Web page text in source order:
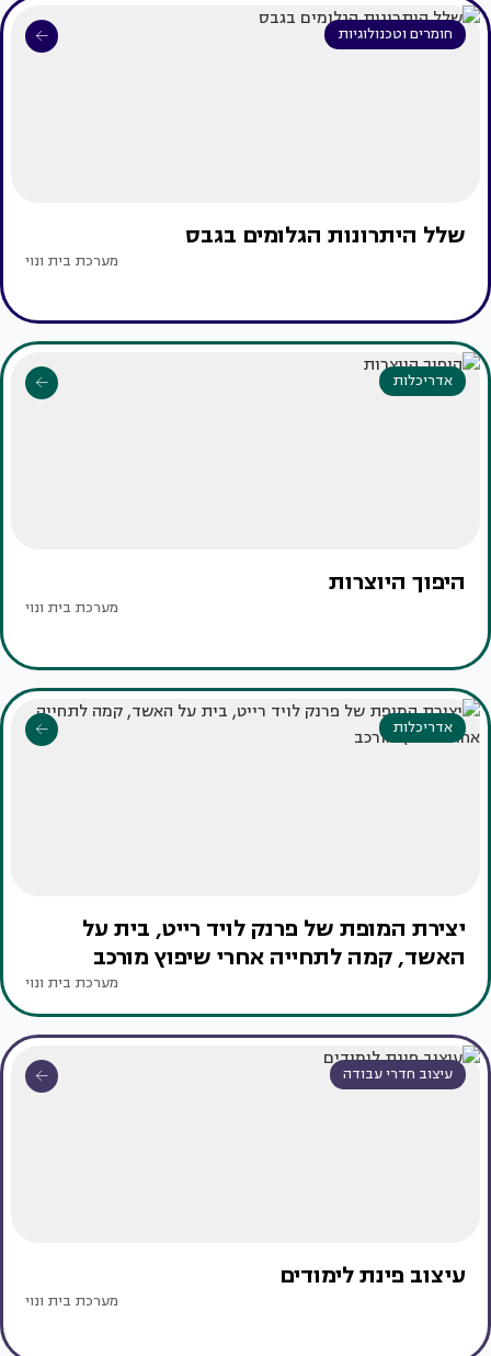
חומרים וטכנולוגיות
שלל היתרונות הגלומים בגבס
מערכת בית ונוי
אדריכלות
היפוך היוצרות
מערכת בית ונוי
אדריכלות
יצירת המופת של פרנק לויד רייט, בית על
האשד, קמה לתחייה אחרי שיפוץ מורכב
מערכת בית ונוי
עיצוב חדרי עבודה
עיצוב פינת לימודים
מערכת בית ונוי